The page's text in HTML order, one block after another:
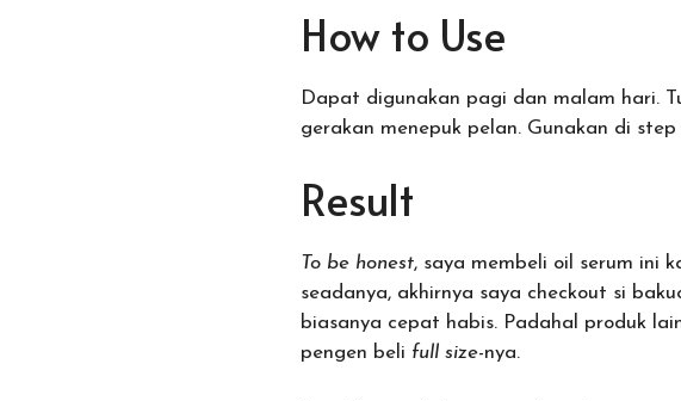
How to Use
Dapat digunakan pagi dan malam hari.
gerakan menepuk pelan. Gunakan di
Result
To be honest, saya membeli oil serum ini
seadanya, akhirnya saya checkout si
biasanya cepat habis. Padahal produk
pengen beli full size-nya.